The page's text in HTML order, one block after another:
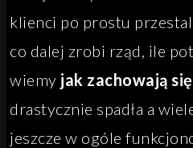
klienci po prostu
co dalej zrobi rząd, ile
wiemy jak zachowają
drastycznie spadła a
jeszcze w ogóle